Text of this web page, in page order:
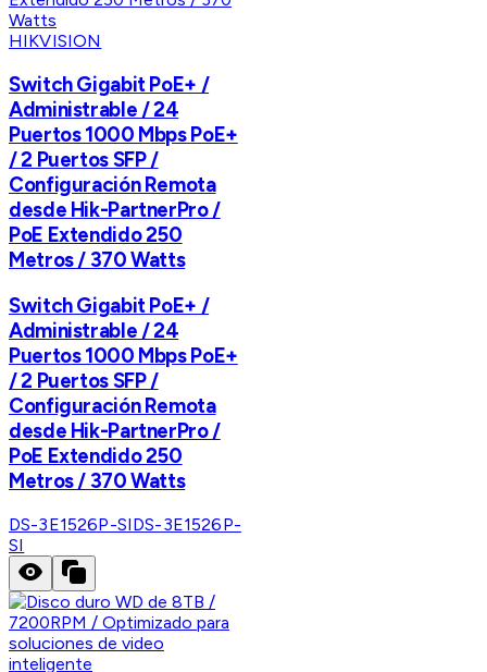
HIKVISION
Switch Gigabit PoE+ /
Administrable / 24
Puertos 1000 Mbps PoE+
/ 2 Puertos SFP /
Configuración Remota
desde Hik-PartnerPro /
PoE Extendido 250
Metros / 370 Watts
Switch Gigabit PoE+ /
Administrable / 24
Puertos 1000 Mbps PoE+
/ 2 Puertos SFP /
Configuración Remota
desde Hik-PartnerPro /
PoE Extendido 250
Metros / 370 Watts
DS-3E1526P-SIDS-3E1526P-
SI